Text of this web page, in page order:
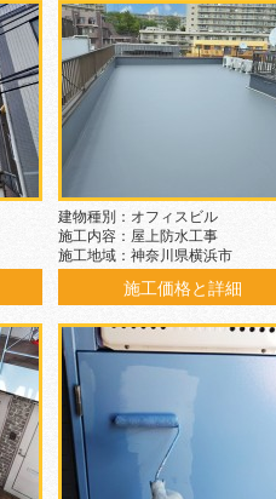
建物種別：オフィスビル
施工内容：屋上防水工事
施工地域：神奈川県横浜市
施工価格と詳細